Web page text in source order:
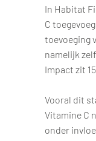
In Habitat
C
toevoeging
namelijk
Impact zit
Vooral dit
Vitamine C
onder